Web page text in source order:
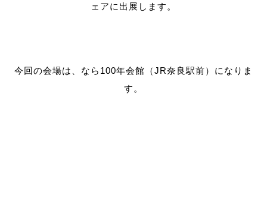
ェアに出展します。
今回の会場は、なら100年会館（JR奈良駅前）になりま
す。